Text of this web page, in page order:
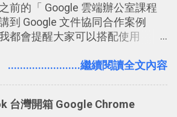
前的「 Google 雲端辦公室課程
到 Google 文件協同合作案例
都會提醒大家可以搭配使用
編輯同一份報告、文章時更加條理
上優秀的文書編輯老傳統：「
........................繼續閱讀全文內容
台灣開箱 Google Chrome